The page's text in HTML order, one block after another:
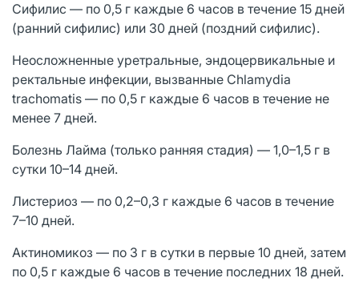
Сифилис — по 0,5 г каждые 6 часов в течение 15 дней
(ранний сифилис) или 30 дней (поздний сифилис).
Неосложненные уретральные, эндоцервикальные и
ректальные инфекции, вызванные Chlamydia
trachomatis — по 0,5 г каждые 6 часов в течение не
менее 7 дней.
Болезнь Лайма (только ранняя стадия) — 1,0–1,5 г в
сутки 10–14 дней.
Листериоз — по 0,2–0,3 г каждые 6 часов в течение
7–10 дней.
Актиномикоз — по 3 г в сутки в первые 10 дней, затем
по 0,5 г каждые 6 часов в течение последних 18 дней.